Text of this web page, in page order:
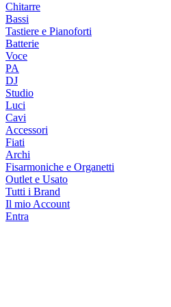
Chitarre
Bassi
Tastiere e Pianoforti
Batterie
Voce
PA
DJ
Studio
Luci
Cavi
Accessori
Fiati
Archi
Fisarmoniche e Organetti
Outlet e Usato
Tutti i Brand
Il mio Account
Entra